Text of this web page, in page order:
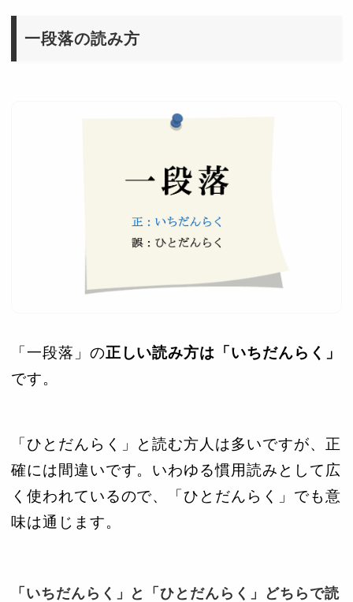
一段落の読み方
「一段落」の正しい読み方は「いちだんらく」
です。
「ひとだんらく」と読む方人は多いですが、正
確には間違いです。いわゆる慣用読みとして広
く使われているので、「ひとだんらく」でも意
味は通じます。
「いちだんらく」と「ひとだんらく」どちらで読